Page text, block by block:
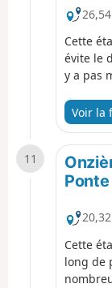
Cette
évite le
y a pas
dire
en
Voir la
11
Cette
long de